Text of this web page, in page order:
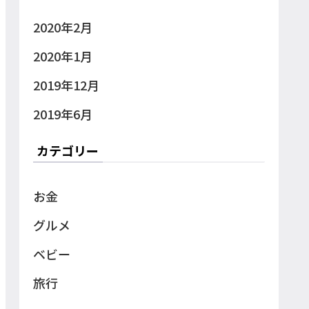
2020年2月
2020年1月
2019年12月
2019年6月
カテゴリー
お金
グルメ
ベビー
旅行